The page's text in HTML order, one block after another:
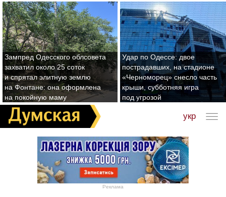
Зампред Одесского облсовета
захватил около 25 соток
и спрятал элитную землю
на Фонтане: она оформлена
на покойную маму
Удар по Одессе: двое
пострадавших, на стадионе
«Черноморец» снесло часть
крыши, субботняя игра
под угрозой
укр
Реклама